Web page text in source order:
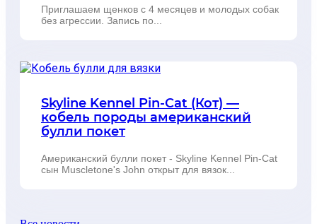
Приглашаем щенков с 4 месяцев и молодых собак
без агрессии. Запись по...
Skyline Kennel Pin-Cat (Кот) —
кобель породы американский
булли покет
Американский булли покет - Skyline Kennel Pin-Cat
сын Muscletone's John открыт для вязок...